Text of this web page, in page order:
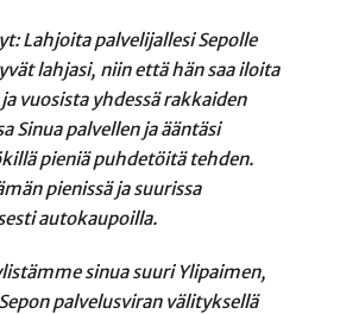
Lahjoita palvelijallesi Sepolle
lahjasi, niin että hän saa iloita
vuosista yhdessä rakkaiden
Sinua palvellen ja ääntäsi
pieniä puhdetöitä tehden.
pienissä ja suurissa
autokaupoilla.
sinua suuri Ylipaimen,
palvelusviran välityksellä